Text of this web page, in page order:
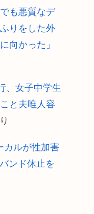
も悪質なデ
りをした外
向かった」
、女子中学生
と夫唯人容
カルが性加害
ンド休止を